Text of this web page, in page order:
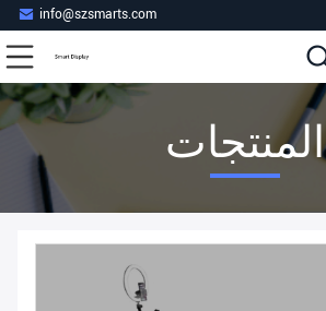
info@szsmarts.com
المنتجات